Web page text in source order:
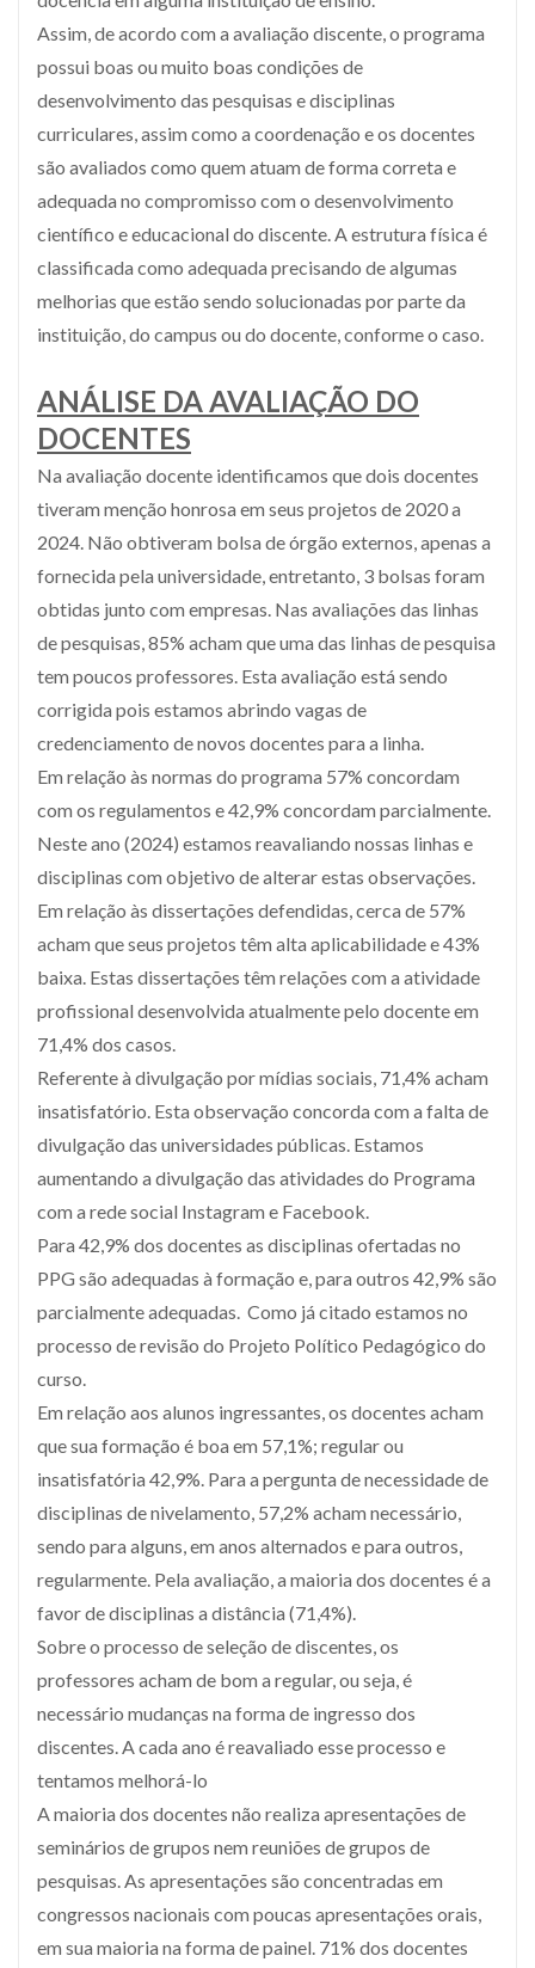
Assim, de acordo com a avaliação discente, o programa
possui boas ou muito boas condições de
desenvolvimento das pesquisas e disciplinas
curriculares, assim como a coordenação e os docentes
são avaliados como quem atuam de forma correta e
adequada no compromisso com o desenvolvimento
científico e educacional do discente. A estrutura física é
classificada como adequada precisando de algumas
melhorias que estão sendo solucionadas por parte da
instituição, do campus ou do docente, conforme o caso.
ANÁLISE DA AVALIAÇÃO DO
DOCENTES
Na avaliação docente identificamos que dois docentes
tiveram menção honrosa em seus projetos de 2020 a
2024. Não obtiveram bolsa de órgão externos, apenas a
fornecida pela universidade, entretanto, 3 bolsas foram
obtidas junto com empresas. Nas avaliações das linhas
de pesquisas, 85% acham que uma das linhas de pesquisa
tem poucos professores. Esta avaliação está sendo
corrigida pois estamos abrindo vagas de
credenciamento de novos docentes para a linha.
Em relação às normas do programa 57% concordam
com os regulamentos e 42,9% concordam parcialmente.
Neste ano (2024) estamos reavaliando nossas linhas e
disciplinas com objetivo de alterar estas observações.
Em relação às dissertações defendidas, cerca de 57%
acham que seus projetos têm alta aplicabilidade e 43%
baixa. Estas dissertações têm relações com a atividade
profissional desenvolvida atualmente pelo docente em
71,4% dos casos.
Referente à divulgação por mídias sociais, 71,4% acham
insatisfatório. Esta observação concorda com a falta de
divulgação das universidades públicas. Estamos
aumentando a divulgação das atividades do Programa
com a rede social Instagram e Facebook.
Para 42,9% dos docentes as disciplinas ofertadas no
PPG são adequadas à formação e, para outros 42,9% são
parcialmente adequadas. Como já citado estamos no
processo de revisão do Projeto Político Pedagógico do
curso.
Em relação aos alunos ingressantes, os docentes acham
que sua formação é boa em 57,1%; regular ou
insatisfatória 42,9%. Para a pergunta de necessidade de
disciplinas de nivelamento, 57,2% acham necessário,
sendo para alguns, em anos alternados e para outros,
regularmente. Pela avaliação, a maioria dos docentes é a
favor de disciplinas a distância (71,4%).
Sobre o processo de seleção de discentes, os
professores acham de bom a regular, ou seja, é
necessário mudanças na forma de ingresso dos
discentes. A cada ano é reavaliado esse processo e
tentamos melhorá-lo
A maioria dos docentes não realiza apresentações de
seminários de grupos nem reuniões de grupos de
pesquisas. As apresentações são concentradas em
congressos nacionais com poucas apresentações orais,
em sua maioria na forma de painel. 71% dos docentes